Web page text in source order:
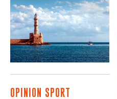
OPINION SPORT